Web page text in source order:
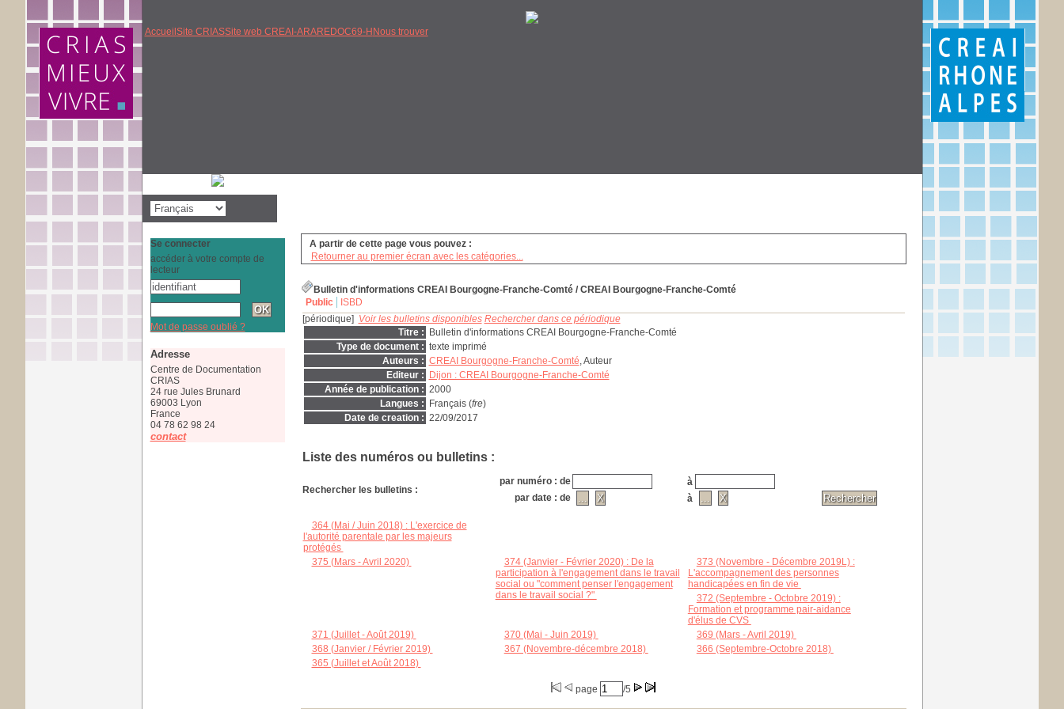
A partir de cette page vous pouvez :
Retourner au premier écran avec les catégories...
Bulletin d'informations CREAI Bourgogne-Franche-Comté/ CREAI Bourgogne-Franche-Comté
Public
ISBD
[périodique] Voir les bulletins disponibles Rechercher dans ce périodique
Titre :
Bulletin d'informations CREAI Bourgogne-Franche-Comté
Type de document : texte imprimé
Auteurs : CREAI Bourgogne-Franche-Comté, Auteur
Editeur :
Dijon : CREAI Bourgogne-Franche-Comté
Année de publication : 2000
Langues :
Français (fre)
Date de creation : 22/09/2017
Liste des numéros ou bulletins :
Rechercher les bulletins :
par numéro : de
à
par date : de
à
375 (Mars - Avril 2020)
374 (Janvier - Février 2020) : De la
participation à l'engagement dans le travail
social ou "comment penser l'engagement
dans le travail social ?"
373 (Novembre - Décembre 2019L) :
L'accompagnement des personnes
handicapées en fin de vie
372 (Septembre - Octobre 2019) :
Formation et programme pair-aidance
d'élus de CVS
371 (Juillet - Août 2019)
370 (Mai - Juin 2019) 369 (Mars - Avril 2019)
368 (Janvier / Février 2019)
367 (Novembre-décembre 2018) 366 (Septembre-Octobre 2018)
365 (Juillet et Août 2018)
364 (Mai / Juin 2018) : L'exercice de
l'autorité parentale par les majeurs
protégés
page /5
Accueil Site CRIASSite web CREAI-ARAREDOC69-H Nous trouver
Se connecter
accéder à votre compte de
lecteur
Mot de passe oublié ?
Adresse
Centre de Documentation
CRIAS
24 rue Jules Brunard
69003 Lyon
France
04 78 62 98 24
contact